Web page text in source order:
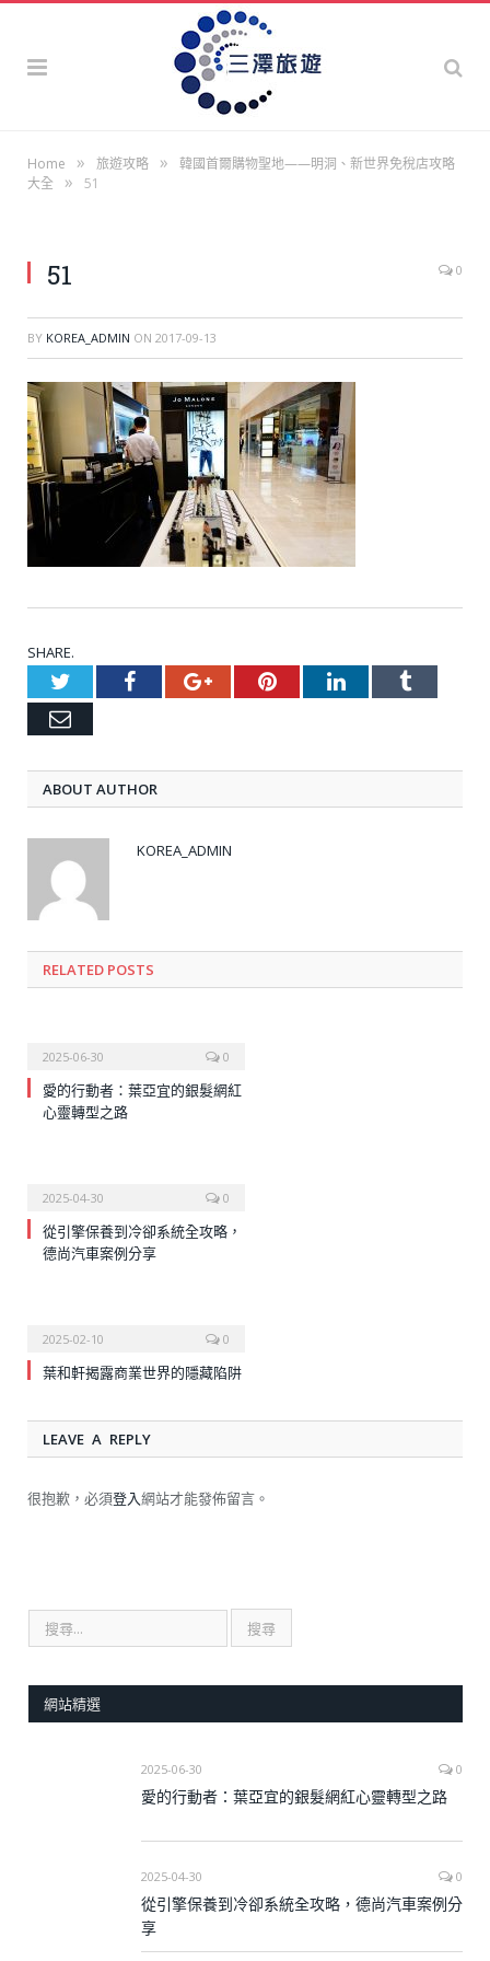
Home » 旅遊攻略 »
韓國首爾購物聖地——明洞、新世界免稅店攻略
大全
» 51
51 0
BY KOREA_ADMIN ON 2017-09-13
SHARE.
TwitterFacebookGoogle+PinterestLinkedInTumblr
Email
ABOUT AUTHOR
KOREA_ADMIN
RELATED POSTS
2025-06-30 0
愛的行動者：葉亞宜的銀髮網紅
心靈轉型之路
2025-04-30 0
從引擎保養到冷卻系統全攻略，
德尚汽車案例分享
2025-02-10 0
葉和軒揭露商業世界的隱藏陷阱
LEAVE A REPLY
很抱歉，必須登入網站才能發佈留言。
網站精選
2025-06-30 0
愛的行動者：葉亞宜的銀髮網紅心靈轉型之路
2025-04-30 0
從引擎保養到冷卻系統全攻略，德尚汽車案例分
享